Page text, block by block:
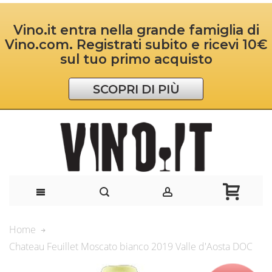
Vino.it entra nella grande famiglia di
Vino.com. Registrati subito e ricevi 10€
sul tuo primo acquisto
SCOPRI DI PIÙ
Home
Chateau Feuillet Moscato bianco 2019 Valle d'Aosta DOC